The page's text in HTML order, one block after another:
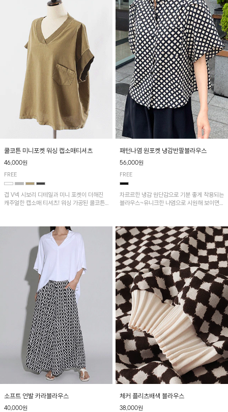
쿨코튼 미니포켓 워싱 캡소매티셔츠
46,000원
FREE
겹 V넥 시보리 디테일과 미니 포켓이 더해진
캐주얼한 캡소매 티셔츠! 워싱 가공된 쿨코튼
패턴나염 원포켓 냉감반팔블라우스
56,000원
FREE
차르르한 냉감 원단감으로 기분 좋게 착용되는
블라우스~유니크한 나염으로 시원해 보이면
소프트 언발 카라블라우스
40,000원
체커 플리츠배색 블라우스
38,000원